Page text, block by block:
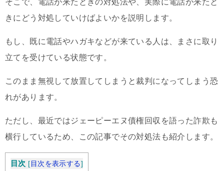
そこで、電話が来たときの対処法や、実際に電話が来たと
きにどう対処していけばよいかを説明します。
もし、既に電話やハガキなどが来ている人は、まさに取り
立てを受けている状態です。
このまま無視して放置してしまうと裁判になってしまう恐
れがあります。
ただし、最近ではジェーピーエヌ債権回収を語った詐欺も
横行しているため、この記事でその対処法も紹介します。
目次 [ 目次を表示する]